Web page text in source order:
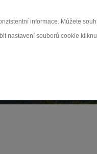
informace. Můžete
nastavení souborů cookie